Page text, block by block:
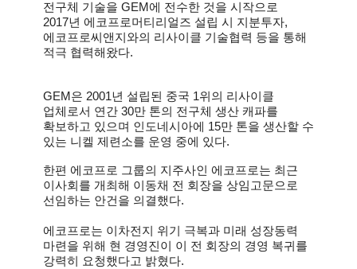
전구체 기술을 GEM에 전수한 것을 시작으로
2017년 에코프로머티리얼즈 설립 시 지분투자,
에코프로씨앤지와의 리사이클 기술협력 등을 통해
적극 협력해왔다.
GEM 은 2001년 설립된 중국 1위의 리사이클
업체로서 연간 30만 톤의 전구체 생산 캐파를
확보하고 있으며 인도네시아에 15만 톤을 생산할 수
있는 니켈 제련소를 운영 중에 있다.
한편 에코프로 그룹의 지주사인 에코프로는 최근
이사회를 개최해 이동채 전 회장을 상임고문으로
선임하는 안건을 의결했다.
에코프로는 이차전지 위기 극복과 미래 성장동력
마련을 위해 현 경영진이 이 전 회장의 경영 복귀를
강력히 요청했다고 밝혔다.